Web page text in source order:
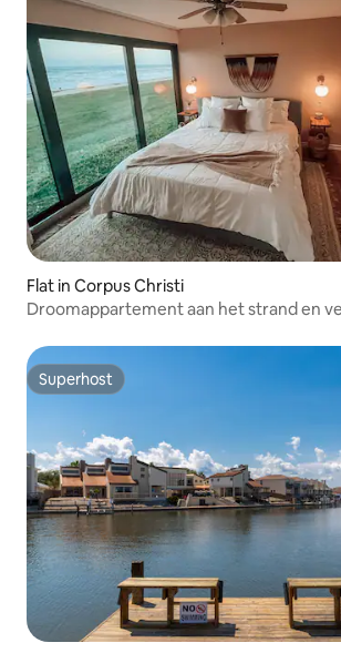
Flat in Corpus Christi
Droomappartement aan het strand en
Superhost
Superhost